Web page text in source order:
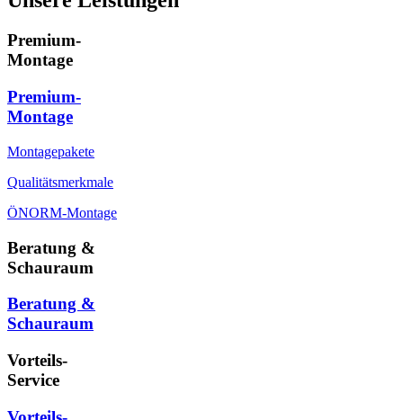
Premium-
Montage
Premium-
Montage
Montagepakete
Qualitätsmerkmale
ÖNORM-Montage
Beratung &
Schauraum
Beratung &
Schauraum
Vorteils-
Service